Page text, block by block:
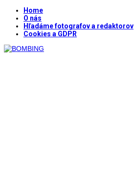
Home
O nás
Hľadáme fotografov a redaktorov
Cookies a GDPR